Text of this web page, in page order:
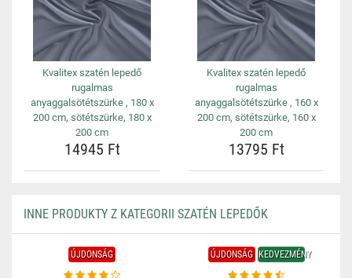
Kvalitex szatén lepedő
rugalmas
anyaggalsötétszürke , 180 x
200 cm, sötétszürke, 180 x
200 cm
14945 Ft
Kvalitex szatén lepedő
rugalmas
anyaggalsötétszürke , 160 x
200 cm, sötétszürke, 160 x
200 cm
13795 Ft
INNE PRODUKTY Z KATEGORII SZATÉN LEPEDŐK
ÚJDONSÁG ÚJDONSÁG KEDVEZMÉNY